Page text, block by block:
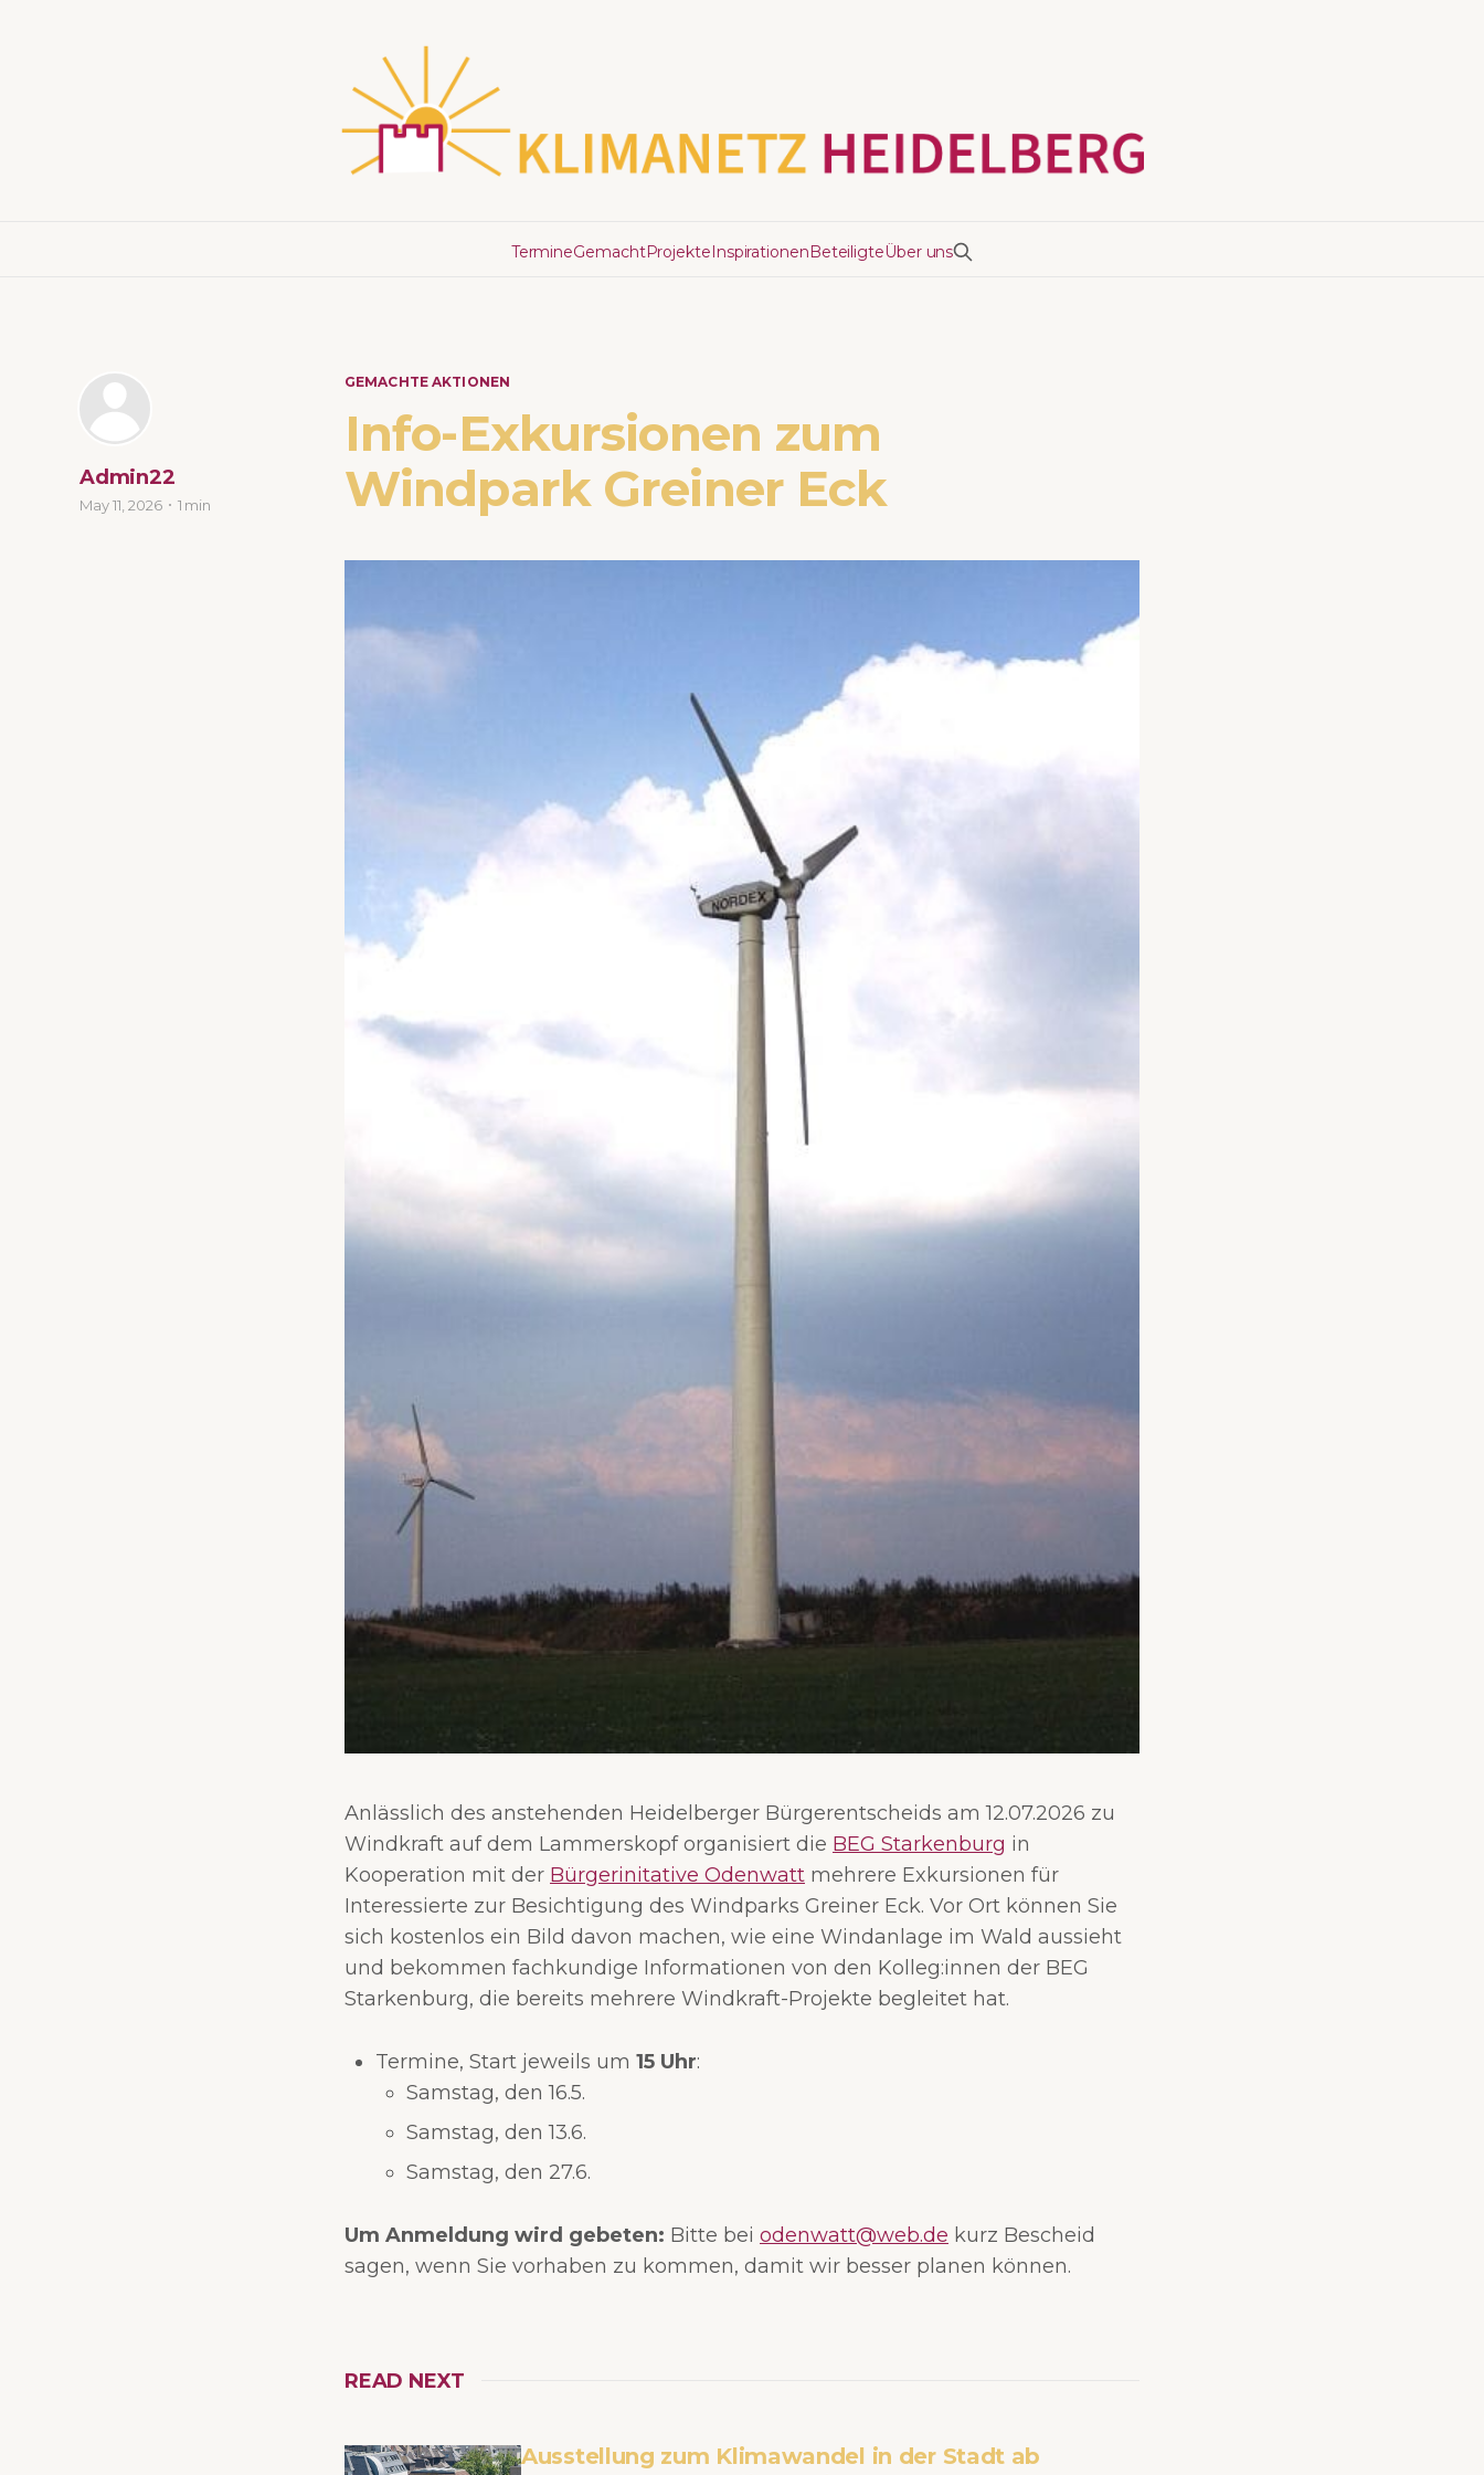
TermineGemachtProjekteInspirationenBeteiligteÜber uns
GEMACHTE AKTIONEN
Info-Exkursionen zum
Windpark Greiner Eck
Admin22
May 11, 2026 1 min
Anlässlich des anstehenden Heidelberger Bürgerentscheids am 12.07.2026 zu
Windkraft auf dem Lammerskopf organisiert die BEG Starkenburg in
Kooperation mit der Bürgerinitative Odenwatt mehrere Exkursionen für
Interessierte zur Besichtigung des Windparks Greiner Eck. Vor Ort können Sie
sich kostenlos ein Bild davon machen, wie eine Windanlage im Wald aussieht
und bekommen fachkundige Informationen von den Kolleg:innen der BEG
Starkenburg, die bereits mehrere Windkraft-Projekte begleitet hat.
Termine, Start jeweils um 15 Uhr:
Samstag, den 16.5.
Samstag, den 13.6.
Samstag, den 27.6.
Um Anmeldung wird gebeten: Bitte bei odenwatt@web.de kurz Bescheid
sagen, wenn Sie vorhaben zu kommen, damit wir besser planen können.
READ NEXT
Ausstellung zum Klimawandel in der Stadt ab